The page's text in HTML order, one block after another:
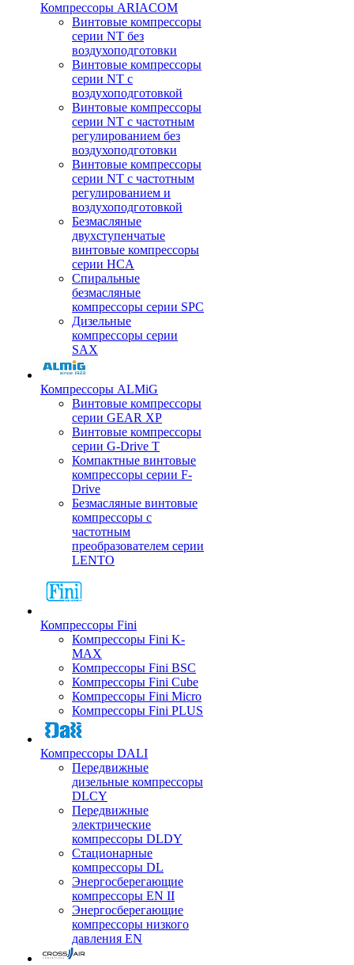
Компрессоры ARIACOM
Винтовые компрессоры
серии NT без
воздухоподготовки
Винтовые компрессоры
серии NT c
воздухоподготовкой
Винтовые компрессоры
серии NT с частотным
регулированием без
воздухоподготовки
Винтовые компрессоры
серии NT с частотным
регулированием и
воздухоподготовкой
Безмасляные
двухступенчатые
винтовые компрессоры
серии HCA
Спиральные
безмасляные
компрессоры серии SPC
Дизельные
компрессоры серии
SAX
Компрессоры ALMiG
Винтовые компрессоры
серии GEAR XP
Винтовые компрессоры
серии G-Drive T
Компактные винтовые
компрессоры серии F-
Drive
Безмасляные винтовые
компрессоры с
частотным
преобразователем серии
LENTO
Компрессоры Fini
Компрессоры Fini K-
MAX
Компрессоры Fini BSC
Компрессоры Fini Cube
Компрессоры Fini Micro
Компрессоры Fini PLUS
Компрессоры DALI
Передвижные
дизельные компрессоры
DLCY
Передвижные
электрические
компрессоры DLDY
Стационарные
компрессоры DL
Энергосберегающие
компрессоры EN II
Энергосберегающие
компрессоры низкого
давления EN